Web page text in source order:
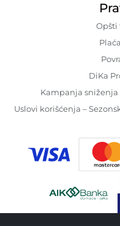
Opšti
DiKa
Kampanja
Uslovi korišćenja –